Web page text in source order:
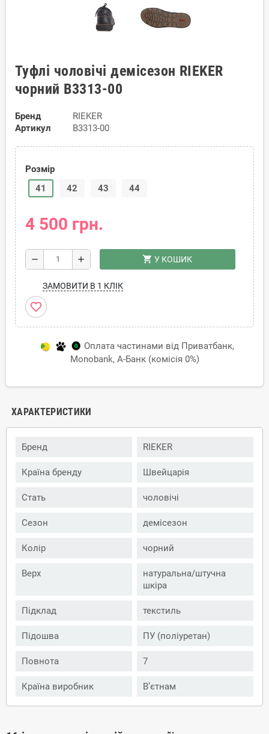
Туфлі чоловічі демісезон RIEKER
чорний B3313-00
Бренд
RIEKER
Артикул
B3313-00
Розмір
41
42 43 44
4 500 грн.
remove add shopping_cart У КОШИК
ЗАМОВИТИ В 1 КЛІК
favorite_border
Оплата частинами від Приватбанк,
Monobank, А-Банк (комісія 0%)
ХАРАКТЕРИСТИКИ
Бренд RIEKER
Країна бренду Швейцарія
Стать чоловічі
Сезон демісезон
Колір чорний
Верх
натуральна/штучна
шкіра
Підклад текстиль
Підошва ПУ (поліуретан)
Повнота 7
Країна виробник В’єтнам